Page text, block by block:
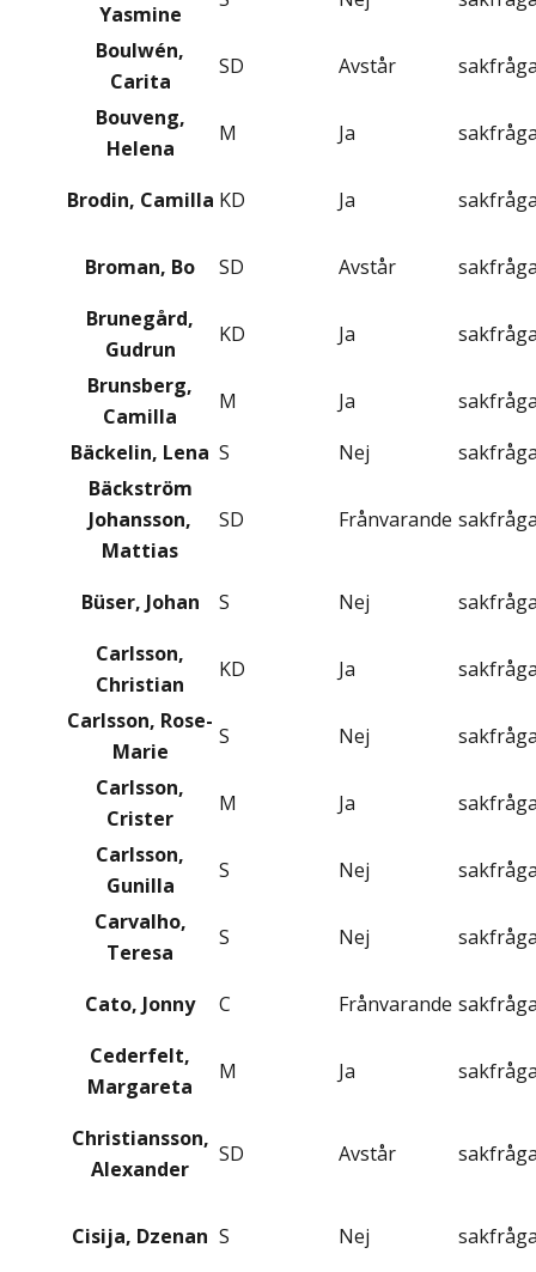
Yasmine
Boulwén,
Carita
SD Avstår
Bouveng,
Helena
M Ja
Brodin, Camilla KD Ja
Broman, Bo SD Avstår
Brunegård,
Gudrun
KD Ja
Brunsberg,
Camilla
M Ja
Bäckelin, Lena S Nej
Bäckström
Johansson,
Mattias
SD Frånvarande
Büser, Johan S Nej
Carlsson,
Christian
KD Ja
Carlsson, Rose-
Marie
S Nej
Carlsson,
Crister
M Ja
Carlsson,
Gunilla
S Nej
Carvalho,
Teresa
S Nej
Cato, Jonny C Frånvarande
Cederfelt,
Margareta
M Ja
Christiansson,
Alexander
SD Avstår
Cisija, Dzenan S Nej